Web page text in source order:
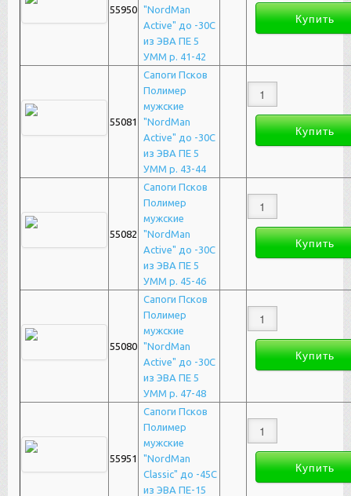
55950 "NordMan
Active" до -30С
из ЭВА ПЕ 5
УММ р. 41-42
55081
Сапоги Псков
Полимер
мужские
"NordMan
Active" до -30С
из ЭВА ПЕ 5
УММ р. 43-44
55082
Сапоги Псков
Полимер
мужские
"NordMan
Active" до -30С
из ЭВА ПЕ 5
УММ р. 45-46
55080
Сапоги Псков
Полимер
мужские
"NordMan
Active" до -30С
из ЭВА ПЕ 5
УММ р. 47-48
55951
Сапоги Псков
Полимер
мужские
"NordMan
Classic" до -45С
из ЭВА ПЕ-15